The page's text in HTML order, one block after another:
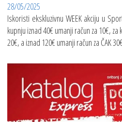
28/05/2025
Iskoristi ekskluzivnu WEEK akciju u
kupnju iznad 40€ umanji račun za 10€,
20€, a iznad 120€ umanji račun za ČAK